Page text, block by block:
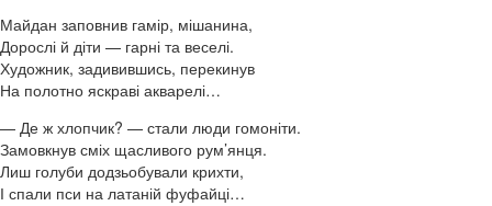
Майдан заповнив гамір, мішанина,
Дорослі й діти — гарні та веселі.
Художник, задивившись, перекинув
На полотно яскраві акварелі…
— Де ж хлопчик? — стали люди гомоніти.
Замовкнув сміх щасливого рум’янця.
Лиш голуби додзьобували крихти,
І спали пси на латаній фуфайці…